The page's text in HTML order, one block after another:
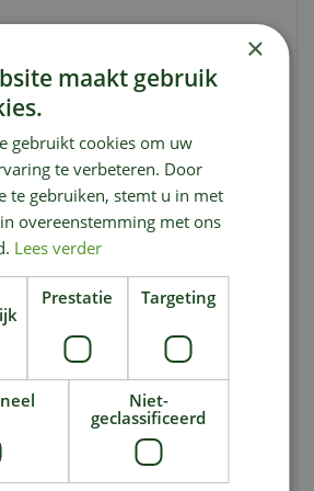
De drukspuit is ergonomisch
gebruik. Het handvat ligt
en de spuitkop is eenvoudig te
is de drukspuit voorzien van een
zodat je hem gemakkelijk kunt
werken in de tuin.
De drukspuit is gemaakt van
die zorgen voor duurzaamheid
Het reservoir is transparant,
×
maakt gebruik
gebruikt cookies om uw
te verbeteren. Door
te gebruiken, stemt u in met
overeenstemming met ons
Lees verder
Prestatie Targeting
Niet-
geclassificeerd